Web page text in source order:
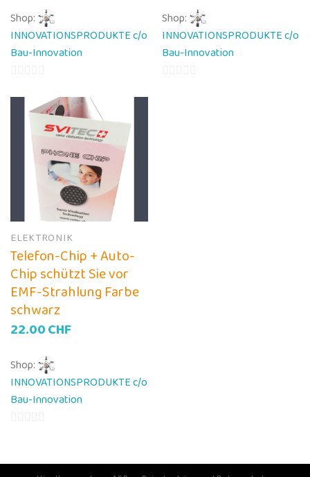
Shop:
INNOVATIONSPRODUKTE c/o
Bau-Innovation
Shop:
INNOVATIONSPRODUKTE c/o
Bau-Innovation
ELEKTRONIK
Telefon-Chip + Auto-
Chip schützt Sie vor
EMF-Strahlung Farbe
schwarz
22.00CHF
Shop:
INNOVATIONSPRODUKTE c/o
Bau-Innovation